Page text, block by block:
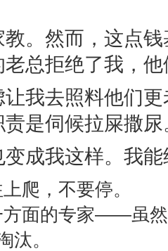
。然而，这点
总拒绝了我，
我去照料他们
是伺候拉屎撒尿
成我这样。我
爬，不要停。
方面的专家——虽
汰。